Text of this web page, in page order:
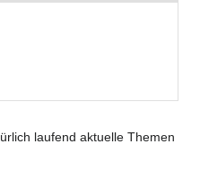
laufend aktuelle Themen